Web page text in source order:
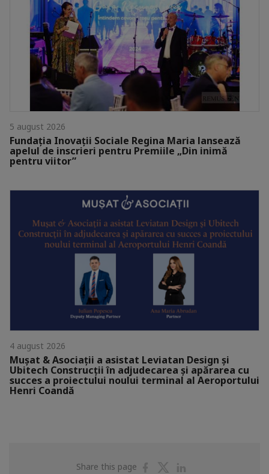
5 august 2026
Fundația Inovații Sociale Regina Maria lansează
apelul de inscrieri pentru Premiile „Din inimă
pentru viitor”
4 august 2026
Mușat & Asociații a asistat Leviatan Design și
Ubitech Construcții în adjudecarea și apărarea cu
succes a proiectului noului terminal al Aeroportului
Henri Coandă
Share this page
ShareShare